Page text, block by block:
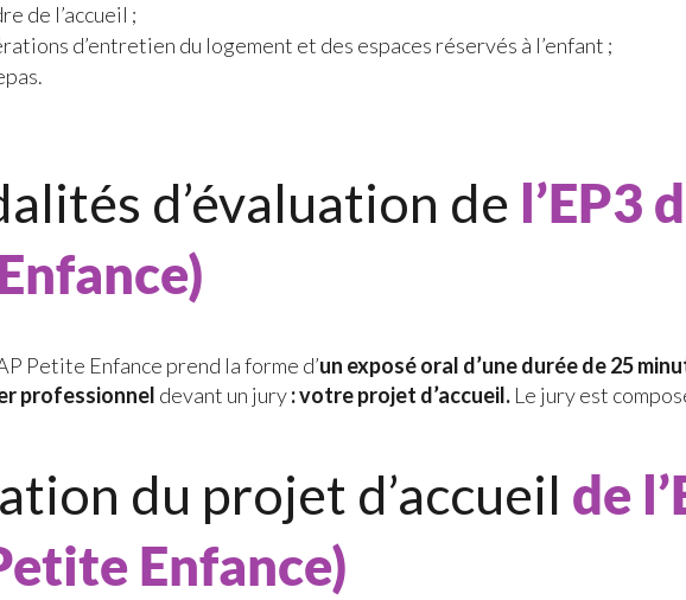
de l’accueil ;
d’entretien du logement et des espaces réservés à l’enfant ;
d’évaluation de l’EP3
)
Petite Enfance prend la forme d’un exposé oral d’une durée de 25
professionnel devant un jury: votre projet d’accueil. Le jury est
du projet d’accueil de
Enfance)